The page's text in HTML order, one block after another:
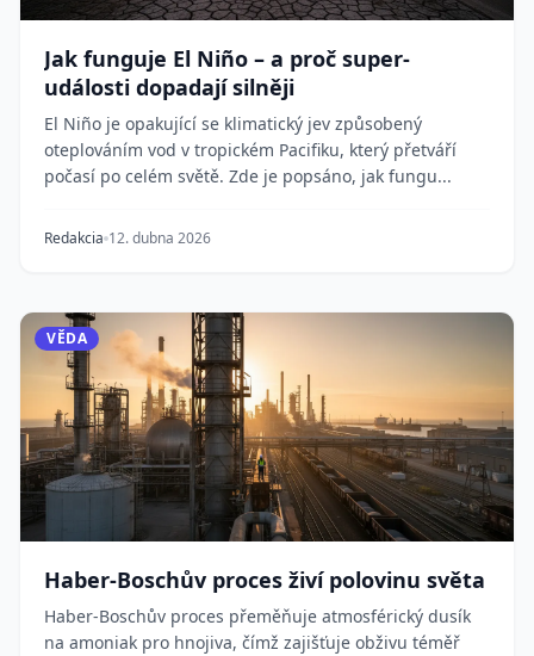
Jak funguje El Niño – a proč super-
události dopadají silněji
El Niño je opakující se klimatický jev způsobený
oteplováním vod v tropickém Pacifiku, který přetváří
počasí po celém světě. Zde je popsáno, jak fungu...
Redakcia 12. dubna 2026
VĚDA
Haber-Boschův proces živí polovinu světa
Haber-Boschův proces přeměňuje atmosférický dusík
na amoniak pro hnojiva, čímž zajišťuje obživu téměř